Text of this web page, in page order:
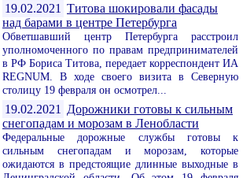
19.02.2021 Титова шокировали фасады
над барами в центре Петербурга
Обветшавший центр Петербурга расстроил
уполномоченного по правам предпринимателей
в РФ Бориса Титова, передает корреспондент ИА
REGNUM. В ходе своего визита в Северную
столицу 19 февраля он осмотрел...
19.02.2021
Дорожники готовы к сильным
снегопадам и морозам в Ленобласти
Федеральные дорожные службы готовы к
сильным снегопадам и морозам, которые
ожидаются в предстоящие длинные выходные в